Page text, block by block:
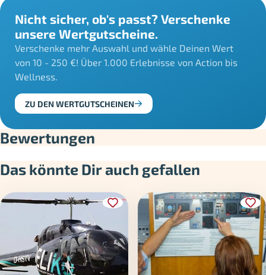
Nicht sicher, ob's passt? Verschenke
unsere Wertgutscheine.
Verschenke mehr Auswahl und wähle Deinen Wert
von 10 - 250 €! Über 1.000 Erlebnisse von Action bis
Wellness.
ZU DEN WERTGUTSCHEINEN
Bewertungen
Das könnte Dir auch gefallen